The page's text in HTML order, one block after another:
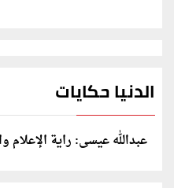
الدنيا حكايات
عبدالله عيسى: راية الإعلام